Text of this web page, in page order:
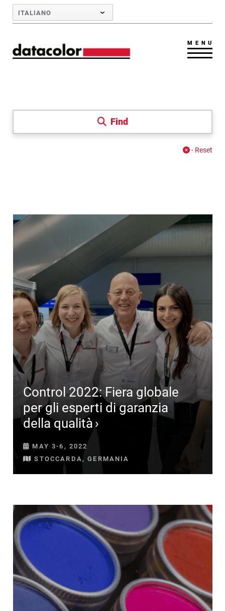
Skip to Main Content
ITALIANO
MENU
Find
- Reset
Control 2022: Fiera globale
per gli esperti di garanzia
della qualità
MAY 3-6, 2022
STOCCARDA, GERMANIA